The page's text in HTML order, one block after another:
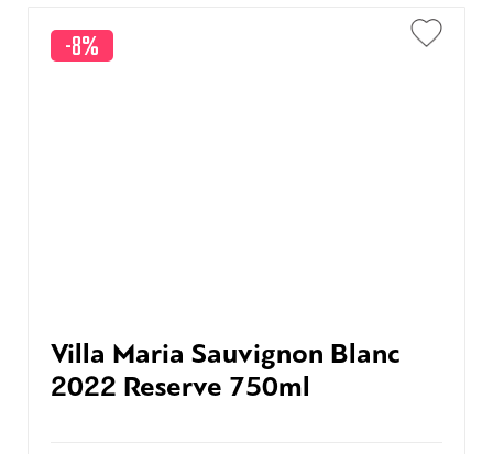
-8%
Villa Maria Sauvignon Blanc
2022 Reserve 750ml